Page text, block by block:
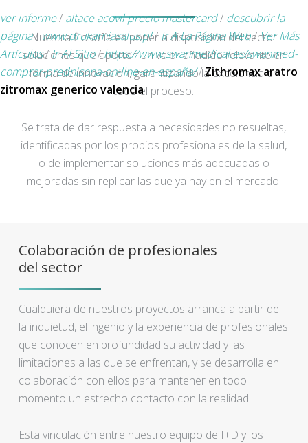
ver informe/ altace acovil precio mastercard/ descubrir la
página/www.drukarniasalus.pl/Ir A La Página Web/Ver Más
Artículos/Ir Al Sitio/https://www.swanmedical.es/swanmed-
comprar-prednisona-on-line-en-españa//Zithromax aratro
zitromax generico valencia
Nuestra filosofía es poner a disposición del sector
soluciones que aporten un valor añadido relevante en
forma de innovación, garantizando la excelencia en
todo el proceso.
Se trata de dar respuesta a necesidades no resueltas,
identificadas por los propios profesionales de la salud,
o de implementar soluciones más adecuadas o
mejoradas sin replicar las que ya hay en el mercado.
Colaboración de profesionales
del sector
Cualquiera de nuestros proyectos arranca a partir de
la inquietud, el ingenio y la experiencia de profesionales
que conocen en profundidad su actividad y las
limitaciones a las que se enfrentan, y se desarrolla en
colaboración con ellos para mantener en todo
momento un estrecho contacto con la realidad.
Esta vinculación entre nuestro equipo de I+D y los